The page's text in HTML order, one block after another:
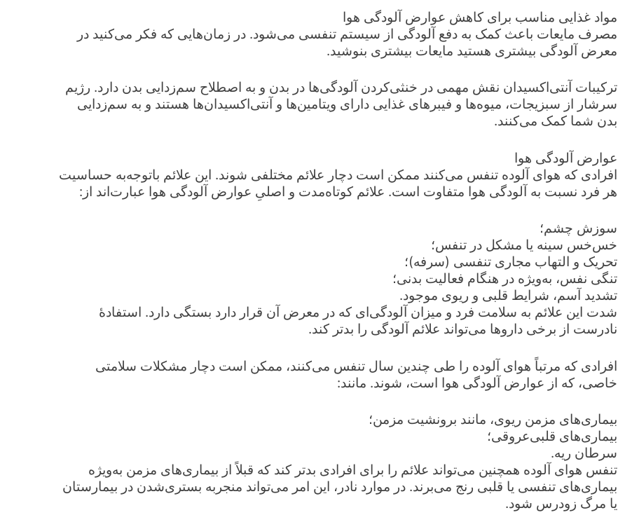
مواد غذایی مناسب برای کاهش عوارض آلودگی هوا
مصرف مایعات باعث کمک به دفع آلودگی از سیستم تنفسی می‌شود. در زمان‌هایی که فکر می‌کنید در
معرض آلودگی بیشتری هستید مایعات بیشتری بنوشید.
ترکیبات آنتی‌اکسیدان نقش مهمی در خنثی‌کردن آلودگی‌ها در بدن و به اصطلاح سم‌زدایی بدن دارد. رژیم
سرشار از سبزیجات، میوه‌ها و فیبرهای غذایی دارای ویتامین‌ها و آنتی‌اکسیدان‌ها هستند و به سم‌زدایی
بدن شما کمک می‌کنند.
عوارض آلودگی هوا
افرادی که هوای آلوده تنفس می‌کنند ممکن است دچار علائم مختلفی شوند. این علائم باتوجه‌به حساسیت
هر فرد نسبت به آلودگی هوا متفاوت است. علائم کوتاه‌مدت و اصلیِ عوارض آلودگی هوا عبارت‌اند از:
سوزش چشم؛
خس‌خس سینه یا مشکل در تنفس؛
تحریک و التهاب مجاری تنفسی (سرفه)؛
تنگی نفس، به‌ویژه در هنگام فعالیت بدنی؛
تشدید آسم، شرایط قلبی و ریوی موجود.
شدت این علائم به سلامت فرد و میزان آلودگی‌ای که در معرض آن قرار دارد بستگی دارد. استفادۀ
نادرست از برخی داروها می‌تواند علائم آلودگی را بدتر کند.
افرادی که مرتباً هوای آلوده را طی چندین سال تنفس می‌کنند، ممکن است دچار مشکلات سلامتی
خاصی، که از عوارض آلودگی هوا است، شوند. مانند:
بیماری‌های مزمن ریوی، مانند برونشیت مزمن؛
بیماری‌های قلبی‌عروقی؛
سرطان ریه.
تنفس هوای آلوده همچنین می‌تواند علائم را برای افرادی بدتر کند که قبلاً از بیماری‌های مزمن به‌ویژه
بیماری‌های تنفسی یا قلبی رنج می‌برند. در موارد نادر، این امر می‌تواند منجربه بستری‌شدن در بیمارستان
یا مرگ‌ زودرس شود.